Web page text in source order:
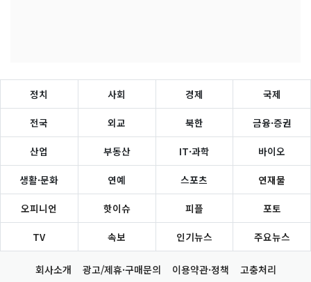
정치 사회 경제 국제
전국 외교 북한 금융·증권
산업 부동산 IT·과학 바이오
생활·문화 연예 스포츠 연재물
오피니언 핫이슈 피플 포토
TV 속보 인기뉴스 주요뉴스
회사소개 광고/제휴·구매문의 이용약관·정책 고충처리